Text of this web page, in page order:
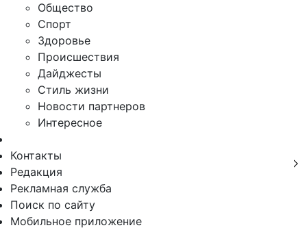
Общество
Спорт
Здоровье
Происшествия
Дайджесты
Стиль жизни
Новости партнеров
Интересное
Контакты
Редакция
Рекламная служба
Поиск по сайту
Мобильное приложение